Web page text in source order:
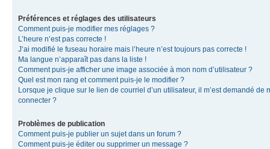
Préférences et réglages des utilisateurs
Comment puis-je modifier mes réglages ?
L’heure n’est pas correcte !
J’ai modifié le fuseau horaire mais l’heure n’est toujours pas correcte !
Ma langue n’apparaît pas dans la liste !
Comment puis-je afficher une image associée à mon nom d’utilisateur ?
Quel est mon rang et comment puis-je le modifier ?
Lorsque je clique sur le lien de courriel d’un utilisateur, il m’est demandé de
connecter ?
Problèmes de publication
Comment puis-je publier un sujet dans un forum ?
Comment puis-je éditer ou supprimer un message ?